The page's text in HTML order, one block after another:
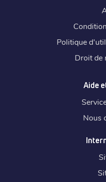
Politique
Droit de
Aide
Nous